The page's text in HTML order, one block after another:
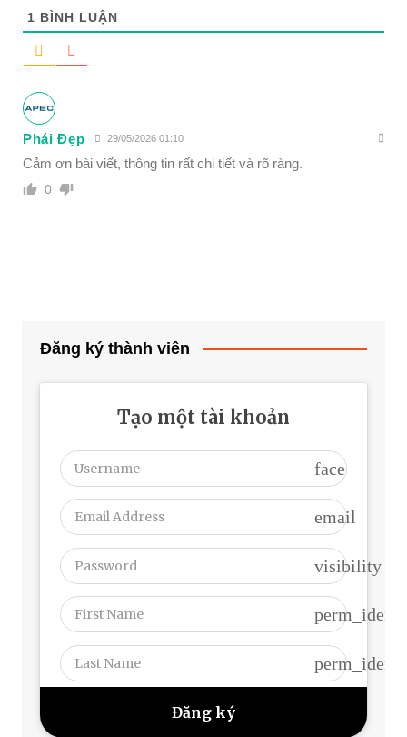
1 BÌNH LUẬN
Phái Đẹp 29/05/2026 01:10
Cảm ơn bài viết, thông tin rất chi tiết và rõ ràng.
0
Đăng ký thành viên
Tạo một tài khoản
face
email
visibility